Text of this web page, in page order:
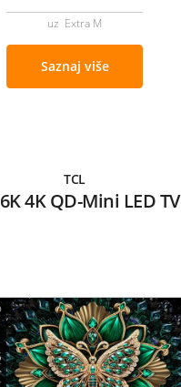
uz Extra M
Saznaj više
TCL
4K QD-Mini LED TV